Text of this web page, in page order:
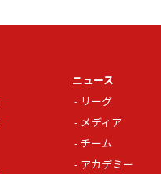
ニュース
リーグ
メディア
チーム
アカデミー